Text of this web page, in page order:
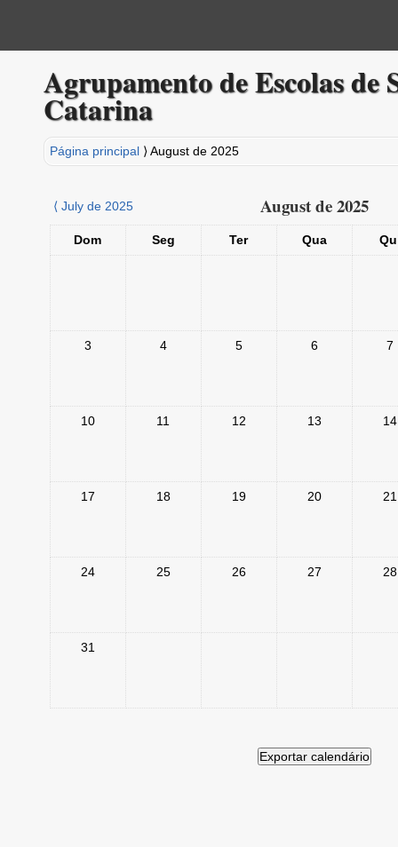
Agrupamento de Escolas de
Catarina
Página principal ⟩August de 2025
⟨ July de 2025 August de 2025
Dom Seg Ter Qua
3 4 5 6 7
10 11 12 13 14
17 18 19 20 21
24 25 26 27 28
31